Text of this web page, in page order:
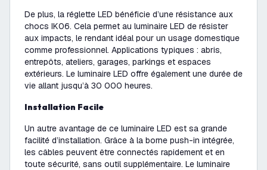
De plus, la réglette LED bénéficie d’une résistance aux
chocs IK06. Cela permet au luminaire LED de résister
aux impacts, le rendant idéal pour un usage domestique
comme professionnel. Applications typiques : abris,
entrepôts, ateliers, garages, parkings et espaces
extérieurs. Le luminaire LED offre également une durée de
vie allant jusqu’à 30 000 heures.
Installation Facile
Un autre avantage de ce luminaire LED est sa grande
facilité d’installation. Grâce à la borne push-in intégrée,
les câbles peuvent être connectés rapidement et en
toute sécurité, sans outil supplémentaire. Le luminaire